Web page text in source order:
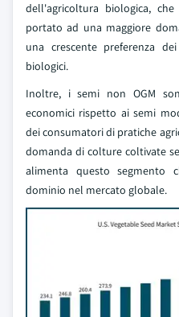
dell'agricoltura biologica,
portato ad una maggiore
una crescente preferenza
biologici.
Inoltre, i semi non OGM
economici rispetto ai semi
dei consumatori di pratiche
domanda di colture coltivate
alimenta questo segmento
dominio nel mercato globale.